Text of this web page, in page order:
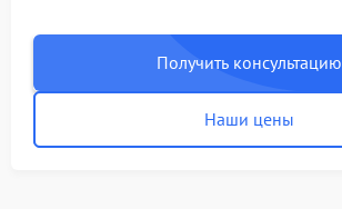
Получить консультацию
Наши цены